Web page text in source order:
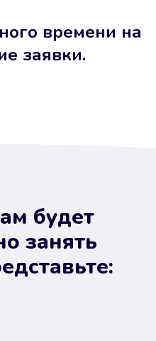
времени на
заявки.
будет
занять